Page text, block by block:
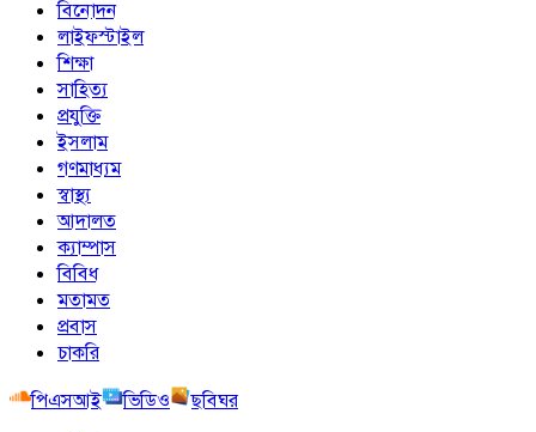
বিনোদন
লাইফস্টাইল
শিক্ষা
সাহিত্য
প্রযুক্তি
ইসলাম
গণমাধ্যম
স্বাস্থ্য
আদালত
ক্যাম্পাস
বিবিধ
মতামত
প্রবাস
চাকরি
পিএসআই
ভিডিও
ছবিঘর